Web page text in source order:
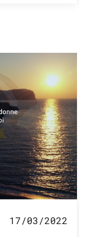
17/03/2022